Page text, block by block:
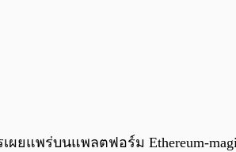
ผยแพร่บนแพลตฟอร์ม Ethereum-